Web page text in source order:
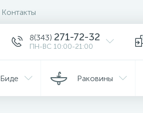
Контакты
8(343) 271-72-32
ПН-ВС 10:00-21:00
Биде Раковины